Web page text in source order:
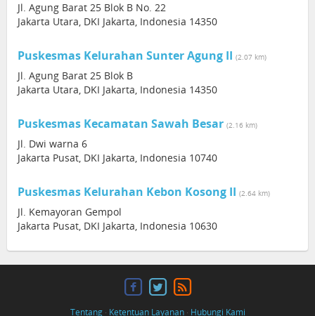
Jl. Agung Barat 25 Blok B No. 22
Jakarta Utara, DKI Jakarta, Indonesia 14350
Puskesmas Kelurahan Sunter Agung II (2.07 km)
Jl. Agung Barat 25 Blok B
Jakarta Utara, DKI Jakarta, Indonesia 14350
Puskesmas Kecamatan Sawah Besar (2.16 km)
Jl. Dwi warna 6
Jakarta Pusat, DKI Jakarta, Indonesia 10740
Puskesmas Kelurahan Kebon Kosong II (2.64 km)
Jl. Kemayoran Gempol
Jakarta Pusat, DKI Jakarta, Indonesia 10630
Tentang· Ketentuan Layanan· Hubungi Kami